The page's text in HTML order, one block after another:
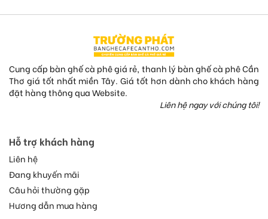
Cung cấp bàn ghế cà phê giá rẻ, thanh lý bàn ghế cà phê Cần
Thơ giá tốt nhất miền Tây. Giá tốt hơn dành cho khách hàng
đặt hàng thông qua Website.
Liên hệ ngay với chúng tôi!
Hỗ trợ khách hàng
Liên hệ
Đang khuyến mãi
Câu hỏi thường gặp
Hương dẫn mua hàng